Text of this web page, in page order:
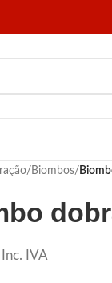
/ Biombos/
Inc. IVA